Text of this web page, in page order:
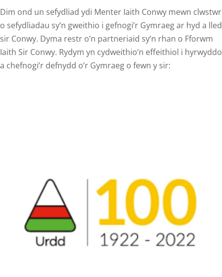
Dim ond un sefydliad ydi Menter Iaith Conwy mewn clwstwr
o sefydliadau sy’n gweithio i gefnogi’r Gymraeg ar hyd a lled
sir Conwy. Dyma restr o’n partneriaid sy’n rhan o Fforwm
Iaith Sir Conwy. Rydym yn cydweithio’n effeithiol i hyrwyddo
a chefnogi’r defnydd o’r Gymraeg o fewn y sir: